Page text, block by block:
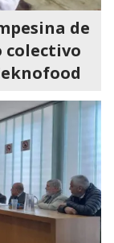
de
colectivo